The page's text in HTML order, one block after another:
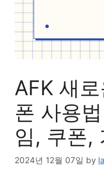
AFK 새
폰 사용
임, 쿠폰,
2024년 12월 07일 by